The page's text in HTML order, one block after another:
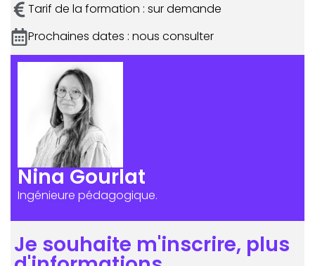
Tarif de la formation : sur demande
Prochaines dates : nous consulter
Nina Gourlat
Ingénieure pédagogique.
Je souhaite m'inscrire, plus